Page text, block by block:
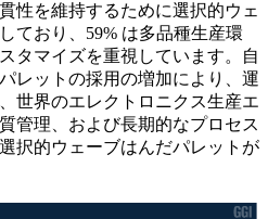
性を維持するために選択的ウェ
ており、59% は多品種生産環
タマイズを重視しています。自
レットの採用の増加により、運
世界のエレクトロニクス生産エ
管理、および長期的なプロセス
択的ウェーブはんだパレットが